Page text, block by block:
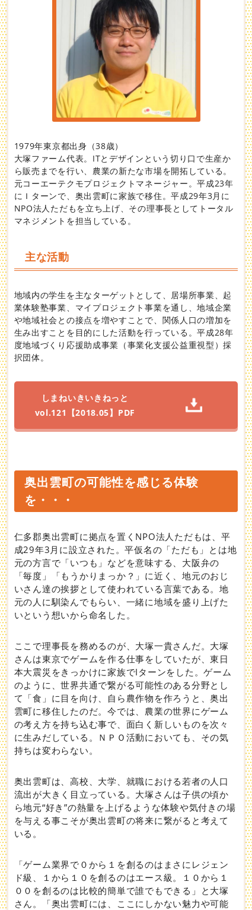
奥出雲町の可能性を感じる体験
を・・・
仁多郡奥出雲町に拠点を置くNPO法人ただもは、平
成29年3月に設立された。平仮名の「ただも」とは地
元の方言で「いつも」などを意味する、大阪弁の
「毎度」「もうかりまっか？」に近く、地元のおじ
いさん達の挨拶として使われている言葉である。地
元の人に馴染んでもらい、一緒に地域を盛り上げた
いという想いから命名した。
ここで理事長を務めるのが、大塚一貴さんだ。大塚
さんは東京でゲームを作る仕事をしていたが、東日
本大震災をきっかけに家族でIターンをした。ゲーム
のように、世界共通で繋がる可能性のある分野とし
て「食」に目を向け、自ら農作物を作ろうと、奥出
雲町に移住したのだ。今では、農業の世界にゲーム
の考え方を持ち込む事で、面白く新しいものを次々
に生みだしている。ＮＰＯ活動においても、その気
持ちは変わらない。
奥出雲町は、高校、大学、就職における若者の人口
流出が大きく目立っている。大塚さんは子供の頃か
ら地元“好き”の熱量を上げるような体験や気付きの場
を与える事こそが奥出雲町の将来に繋がると考えて
いる。
「ゲーム業界で０から１を創るのはまさにレジェン
ド級、１から１０を創るのはエース級。１０から１
００を創るのは比較的簡単で誰でもできる」と大塚
さん。「奥出雲町には、ここにしかない魅力や可能
1979年東京都出身（38歳）
大塚ファーム代表。ITとデザインという切り口で生産か
ら販売までを行い、農業の新たな市場を開拓している。
元コーエーテクモプロジェクトマネージャー。平成23年
にＩターンで、奥出雲町に家族で移住。平成29年3月に
NPO法人ただもを立ち上げ、その理事長としてトータル
マネジメントを担当している。
主な活動
地域内の学生を主なターゲットとして、居場所事業、起
業体験塾事業、マイプロジェクト事業を通し、地域企業
や地域社会との接点を増やすことで、関係人口の増加を
生み出すことを目的にした活動を行っている。平成28年
度地域づくり応援助成事業（事業化支援公益重視型）採
択団体。
しまねいきいきねっと
vol.121【2018.05】PDF